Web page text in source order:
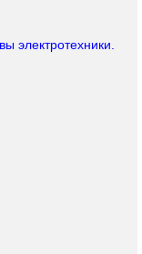
электротехники.